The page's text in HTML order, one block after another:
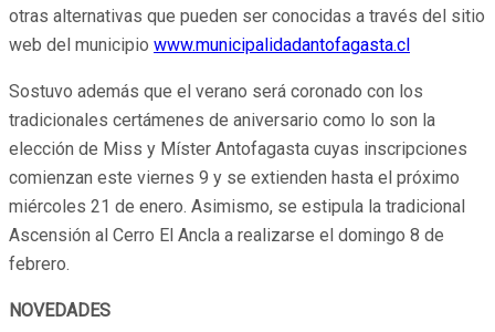
otras alternativas que pueden ser conocidas a través del sitio
web del municipio www.municipalidadantofagasta.cl
Sostuvo además que el verano será coronado con los
tradicionales certámenes de aniversario como lo son la
elección de Miss y Míster Antofagasta cuyas inscripciones
comienzan este viernes 9 y se extienden hasta el próximo
miércoles 21 de enero. Asimismo, se estipula la tradicional
Ascensión al Cerro El Ancla a realizarse el domingo 8 de
febrero.
NOVEDADES